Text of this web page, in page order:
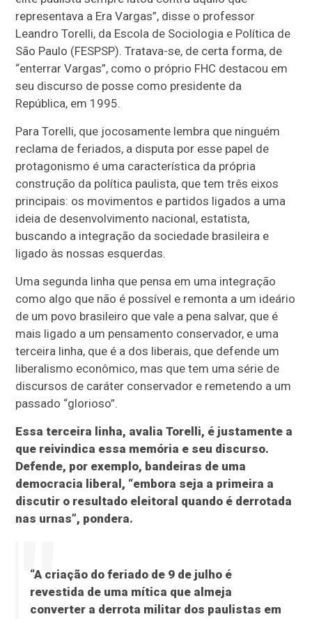
representava a Era Vargas”, disse o professor
Leandro Torelli, da Escola de Sociologia e Política de
São Paulo (FESPSP). Tratava-se, de certa forma, de
“enterrar Vargas”, como o próprio FHC destacou em
seu discurso de posse como presidente da
República, em 1995.
Para Torelli, que jocosamente lembra que ninguém
reclama de feriados, a disputa por esse papel de
protagonismo é uma característica da própria
construção da política paulista, que tem três eixos
principais: os movimentos e partidos ligados a uma
ideia de desenvolvimento nacional, estatista,
buscando a integração da sociedade brasileira e
ligado às nossas esquerdas.
Uma segunda linha que pensa em uma integração
como algo que não é possível e remonta a um ideário
de um povo brasileiro que vale a pena salvar, que é
mais ligado a um pensamento conservador, e uma
terceira linha, que é a dos liberais, que defende um
liberalismo econômico, mas que tem uma série de
discursos de caráter conservador e remetendo a um
passado “glorioso”.
Essa terceira linha, avalia Torelli, é justamente a
que reivindica essa memória e seu discurso.
Defende, por exemplo, bandeiras de uma
democracia liberal, “embora seja a primeira a
discutir o resultado eleitoral quando é derrotada
nas urnas”, pondera.
“A criação do feriado de 9 de julho é
revestida de uma mítica que almeja
converter a derrota militar dos paulistas em